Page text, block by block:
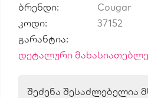
ბრენდი:
Cougar
კოდი:
37152
გარანტია:
დეტალური
შეძენა